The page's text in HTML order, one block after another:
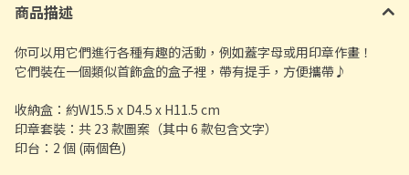
商品描述
你可以用它們進行各種有趣的活動，例如蓋字母或用印章作畫！
它們裝在一個類似首飾盒的盒子裡，帶有提手，方便攜帶♪
收納盒：約W15.5 x D4.5 x H11.5 cm
印章套裝：共 23 款圖案（其中 6 款包含文字）
印台：2 個 (兩個色)